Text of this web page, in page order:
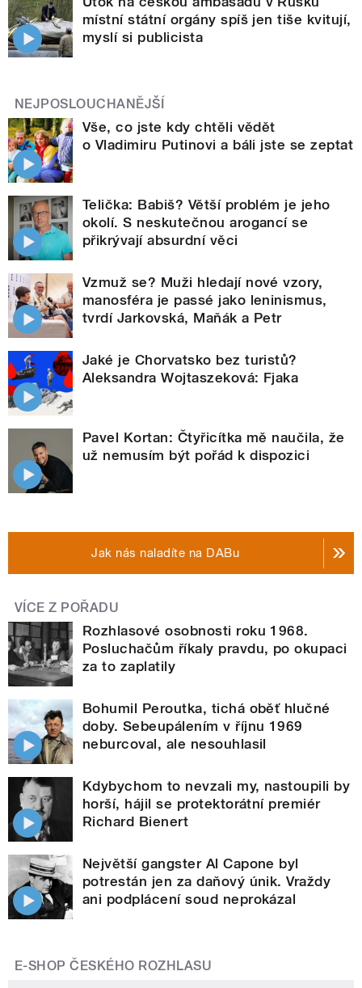
místní státní orgány spíš jen tiše kvitují,
myslí si publicista
NEJPOSLOUCHANĚJŠÍ
Vše, co jste kdy chtěli vědět
o Vladimiru Putinovi a báli jste se zeptat
Telička: Babiš? Větší problém je jeho
okolí. S neskutečnou arogancí se
přikrývají absurdní věci
Vzmuž se? Muži hledají nové vzory,
manosféra je passé jako leninismus,
tvrdí Jarkovská, Maňák a Petr
Jaké je Chorvatsko bez turistů?
Aleksandra Wojtaszeková: Fjaka
Pavel Kortan: Čtyřicítka mě naučila, že
už nemusím být pořád k dispozici
Jak nás naladíte na DABu
VÍCE Z POŘADU
Rozhlasové osobnosti roku 1968.
Posluchačům říkaly pravdu, po okupaci
za to zaplatily
Bohumil Peroutka, tichá oběť hlučné
doby. Sebeupálením v říjnu 1969
neburcoval, ale nesouhlasil
Kdybychom to nevzali my, nastoupili by
horší, hájil se protektorátní premiér
Richard Bienert
Největší gangster Al Capone byl
potrestán jen za daňový únik. Vraždy
ani podplácení soud neprokázal
E-SHOP ČESKÉHO ROZHLASU